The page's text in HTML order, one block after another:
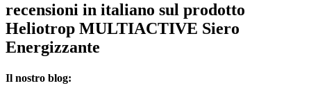
recensioni in italiano sul prodotto
Heliotrop MULTIACTIVE Siero
Energizzante
Il nostro blog: